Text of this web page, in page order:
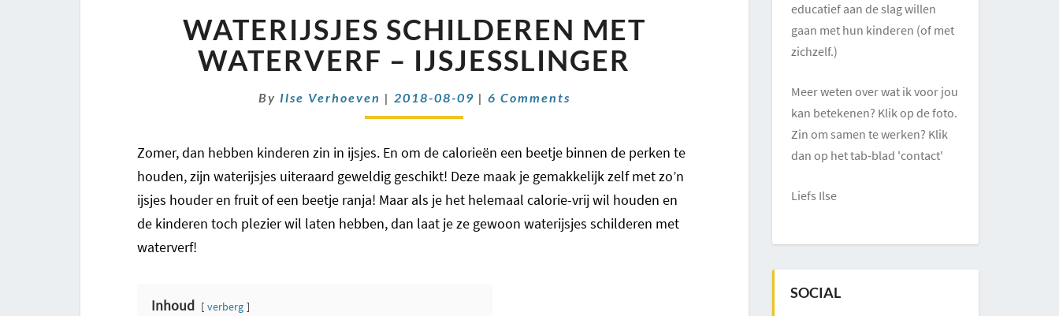
SCHILDEREN
MET
WATERVERF
IJSJESSLINGER
WATERIJSJES SCHILDEREN MET
WATERVERF – IJSJESSLINGER
By Ilse Verhoeven | 2018-08-09 | Comments
6 Comments
Zomer, dan hebben kinderen zin in ijsjes. En om de calorieën een beetje binnen de perken te
houden, zijn waterijsjes uiteraard geweldig geschikt! Deze maak je gemakkelijk zelf met zo’n
ijsjes houder en fruit of een beetje ranja! Maar als je het helemaal calorie-vrij wil houden en
de kinderen toch plezier wil laten hebben, dan laat je ze gewoon waterijsjes schilderen met
waterverf!
Inhoud verberg
educatief aan de slag willen
gaan met hun kinderen (of met
zichzelf.)
Meer weten over wat ik voor jou
kan betekenen? Klik op de foto.
Zin om samen te werken? Klik
dan op het tab-blad 'contact'
Liefs Ilse
SOCIAL